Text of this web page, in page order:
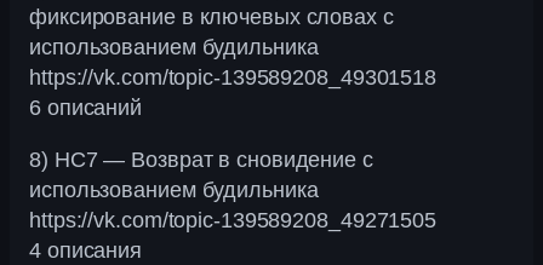
фиксирование в ключевых словах с
использованием будильника
https://vk.com/topic-139589208_49301518
6 описаний
8) НС7 — Возврат в сновидение с
использованием будильника
https://vk.com/topic-139589208_49271505
4 описания